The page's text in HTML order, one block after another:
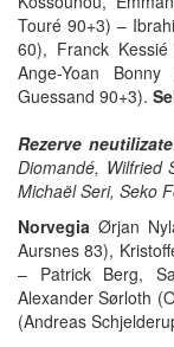
Touré 90+3) –
60), Franck
Ange-Yoan
Guessand 90+3).
Rezerve
Diomandé, Wilfried
Michaël Seri, Seko
Norvegia Ørjan
Aursnes 83),
– Patrick Berg,
Alexander Sørloth
(Andreas